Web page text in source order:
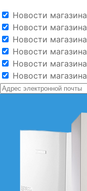
Новости магазина
Новости магазина
Новости магазина
Новости магазина
Новости магазина
Новости магазина